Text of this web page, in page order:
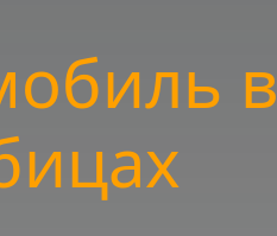
в